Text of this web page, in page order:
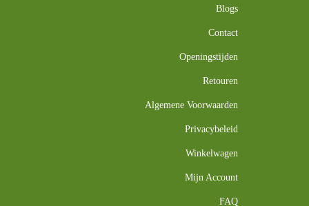
Blogs
Contact
Openingstijden
Retouren
Algemene Voorwaarden
Privacybeleid
Winkelwagen
Mijn Account
FAQ